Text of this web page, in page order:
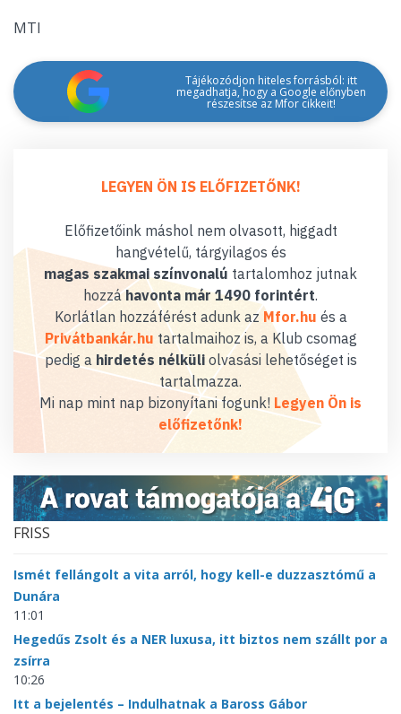
MTI
Tájékozódjon hiteles forrásból: itt
megadhatja, hogy a Google előnyben
részesítse az Mfor cikkeit!
LEGYEN ÖN IS ELŐFIZETŐNK!
Előfizetőink máshol nem olvasott, higgadt
hangvételű, tárgyilagos és
magas szakmai színvonalú tartalomhoz jutnak
hozzáhavonta már 1490 forintért.
Korlátlan hozzáférést adunk az Mfor.hu és a
Privátbankár.hu tartalmaihoz is, a Klub csomag
pedig a hirdetés nélküliolvasási lehetőséget is
tartalmazza.
Mi nap mint nap bizonyítani fogunk! Legyen Ön is
előfizetőnk!
FRISS
Ismét fellángolt a vita arról, hogy kell-e duzzasztómű a
Dunára
11:01
Hegedűs Zsolt és a NER luxusa, itt biztos nem szállt por a
zsírra
10:26
Itt a bejelentés – Indulhatnak a Baross Gábor